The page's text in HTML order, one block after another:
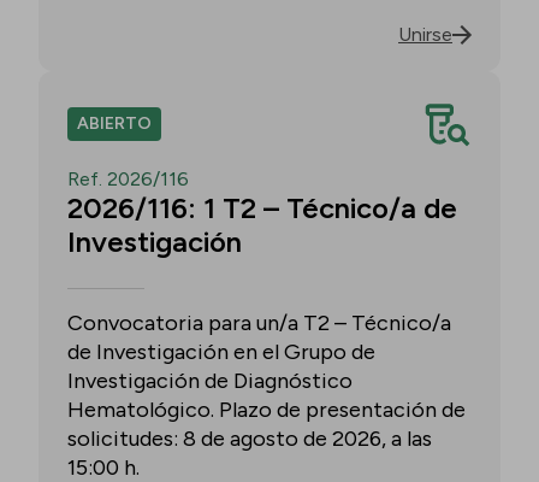
Unirse
ABIERTO
Ref. 2026/116
2026/116: 1 T2 – Técnico/a de
Investigación
Convocatoria para un/a T2 – Técnico/a
de Investigación en el Grupo de
Investigación de Diagnóstico
Hematológico. Plazo de presentación de
solicitudes: 8 de agosto de 2026, a las
15:00 h.